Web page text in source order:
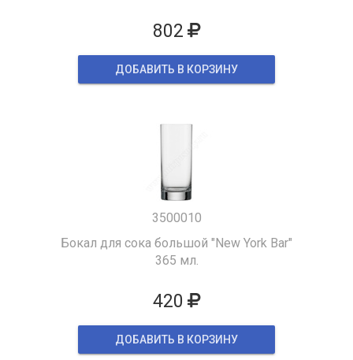
802
ДОБАВИТЬ В КОРЗИНУ
3500010
Бокал для сока большой "New York Bar"
365 мл.
420
ДОБАВИТЬ В КОРЗИНУ